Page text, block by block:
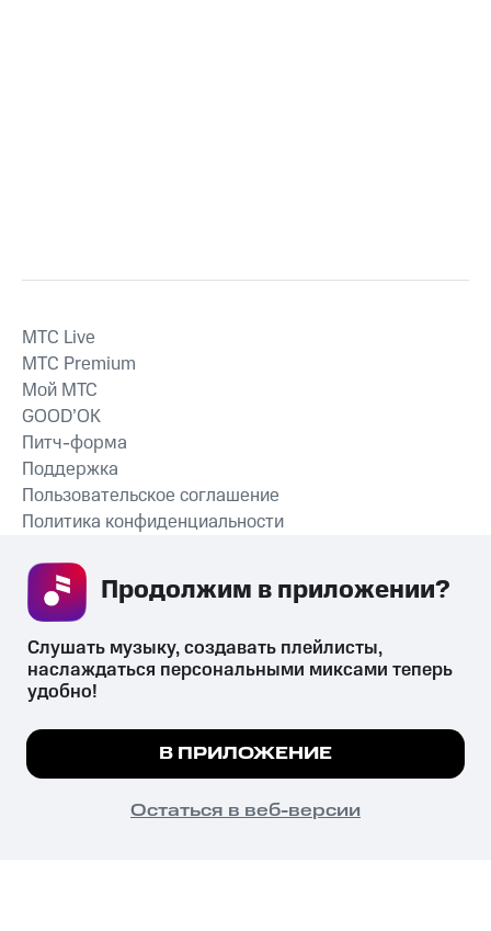
СКАЧАТЬ ПРИЛОЖЕНИЕ
MTС Live
MTС Premium
Мой МТС
GOOD’OK
Питч-форма
Поддержка
Пользовательское соглашение
Политика конфиденциальности
психотропных веществ, их аналогов причиняет вред здоровью,
их незаконный оборот запрещён и влечёт установленную
законодательством ответственность.
© 2026 ООО «КИОН».
Все права защищены
Мы используем куки, чтобы на сайте все
Подробнее
ПОНЯТНО
Слушать музыку, создавать плейлисты,
наслаждаться персональными миксами теперь
удобно!
В ПРИЛОЖЕНИЕ
Остаться в веб-версии